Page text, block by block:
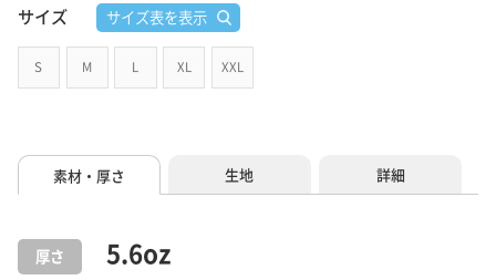
サイズ サイズ表を表示
S M XL XXL
素材・厚さ 生地 詳細
厚さ 5.6oz